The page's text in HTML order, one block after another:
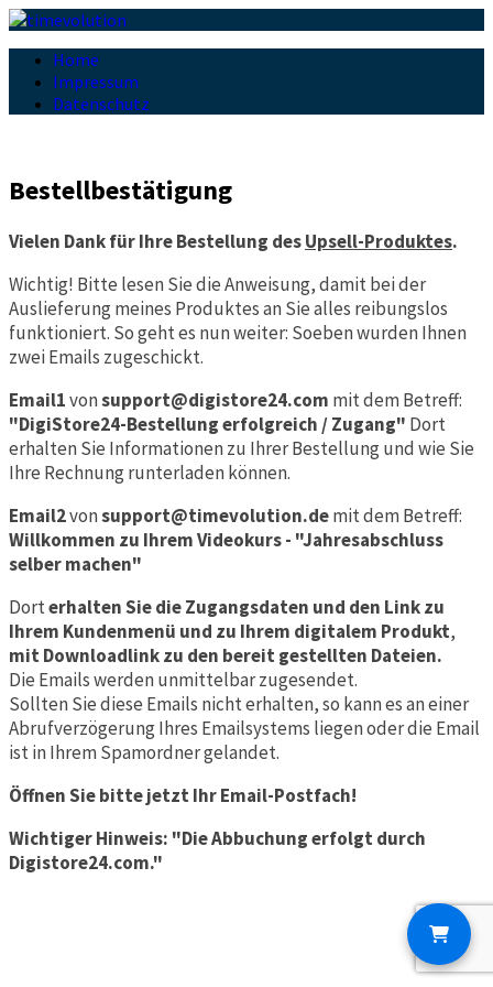
Home
Impressum
Datenschutz
Bestellbestätigung
Vielen Dank für Ihre Bestellung desUpsell-Produktes.
Wichtig! Bitte lesen Sie die Anweisung, damit bei der
Auslieferung meines Produktes an Sie alles reibungslos
funktioniert. So geht es nun weiter: Soeben wurden Ihnen
zwei Emails zugeschickt.
Email1vonsupport@digistore24.com mit dem Betreff:
"DigiStore24-Bestellung erfolgreich / Zugang" Dort
erhalten Sie Informationen zu Ihrer Bestellung und wie Sie
Ihre Rechnung runterladen können.
Email2vonsupport@timevolution.demit dem Betreff:
Willkommen zu Ihrem Videokurs - "Jahresabschluss
selber machen"
Dorterhalten Sie die Zugangsdaten und den Link zu
Ihrem Kundenmenü und zu Ihrem digitalem Produkt,
mit Downloadlink zu den bereit gestellten Dateien.
Die Emails werden unmittelbar zugesendet.
Sollten Sie diese Emails nicht erhalten, so kann es an einer
Abrufverzögerung Ihres Emailsystems liegen oder die Email
ist in Ihrem Spamordner gelandet.
Öffnen Sie bitte jetzt Ihr Email-Postfach!
Wichtiger Hinweis: "Die Abbuchung erfolgt durch
Digistore24.com."